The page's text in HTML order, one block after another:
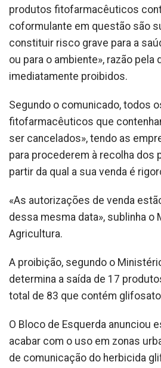
produtos fitofarmacêuticos
coformulante em questão são
constituir risco grave para a
ou para o ambiente», razão pela
imediatamente proibidos.
Segundo o comunicado, todos
fitofarmacêuticos que
ser cancelados», tendo as
para procederem à recolha dos
partir da qual a sua venda é
«As autorizações de venda
dessa mesma data», sublinha o
Agricultura.
A proibição, segundo o
determina a saída de 17
total de 83 que contém
O Bloco de Esquerda anunciou
acabar com o uso em zonas
de comunicação do herbicida